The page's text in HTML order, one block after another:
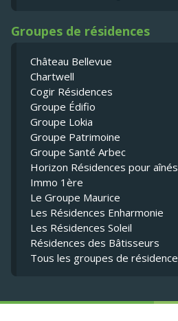
Groupes de résidences
Château Bellevue
Chartwell
Cogir Résidences
Groupe Édifio
Groupe Lokia
Groupe Patrimoine
Groupe Santé Arbec
Horizon Résidences pour aînés
Immo 1ère
Le Groupe Maurice
Les Résidences Enharmonie
Les Résidences Soleil
Résidences des Bâtisseurs
Tous les groupes de résidence